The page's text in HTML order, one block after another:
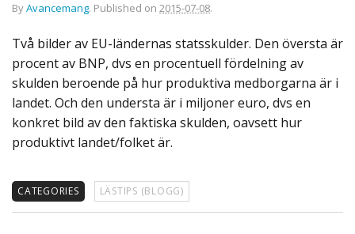
ByAvancemang. Published on 2015-07-08.
Två bilder av EU-ländernas statsskulder. Den översta är
procent av BNP, dvs en procentuell fördelning av
skulden beroende på hur produktiva medborgarna är i
landet. Och den understa är i miljoner euro, dvs en
konkret bild av den faktiska skulden, oavsett hur
produktivt landet/folket är.
CATEGORIES LÄSTIPS (BLOGG)